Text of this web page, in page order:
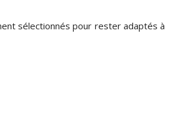
sélectionnés pour rester adaptés à